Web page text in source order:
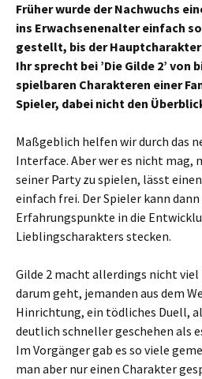
Früher wurde der Nachwuchs
ins Erwachsenenalter einfach
gestellt, bis der
Ihr sprecht bei ’Die Gilde 2’ von
spielbaren Charakteren einer
Spieler, dabei nicht den
Maßgeblich helfen wir durch das
Interface. Aber wer es nicht mag,
seiner Party zu spielen, lässt
einfach frei. Der Spieler kann
Erfahrungspunkte in die
Lieblingscharakters stecken.
Gilde 2 macht allerdings nicht viel
darum geht, jemanden aus dem
Hinrichtung, ein tödliches Duell,
deutlich schneller geschehen als
Im Vorgänger gab es so viele
man aber nur einen Charakter